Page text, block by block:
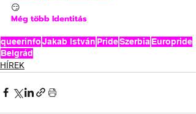
😏
Még több Identitás
queerinfoJakab István PrideSzerbia Europride
Belgrád
HÍREK